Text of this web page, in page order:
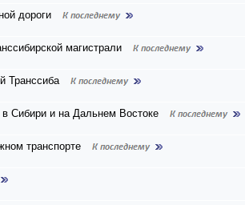
дороги
магистрали
Транссиба
в Сибири и на Дальнем Востоке
транспорте